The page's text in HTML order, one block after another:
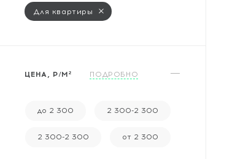
Массивная доска
Настенные покрытия
Для квартиры
ЦЕНА, Р/М² ПОДРОБНО
до 2 300 2 300-2 300
2 300-2 300 от 2 300